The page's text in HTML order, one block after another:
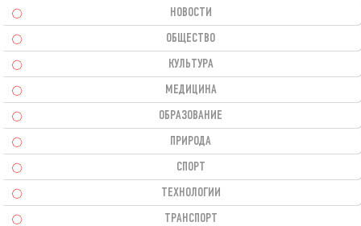
НОВОСТИ
ОБЩЕСТВО
КУЛЬТУРА
МЕДИЦИНА
ОБРАЗОВАНИЕ
ПРИРОДА
СПОРТ
ТЕХНОЛОГИИ
ТРАНСПОРТ